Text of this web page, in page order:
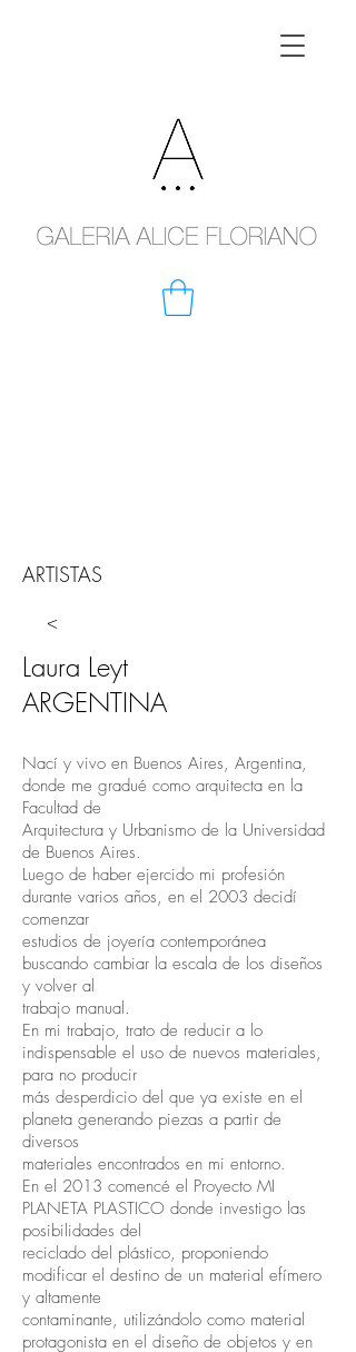
ARTISTAS
Laura Leyt
ARGENTINA
Nací y vivo en Buenos Aires, Argentina,
donde me gradué como arquitecta en la
Facultad de
Arquitectura y Urbanismo de la Universidad
de Buenos Aires.
Luego de haber ejercido mi profesión
durante varios años, en el 2003 decidí
comenzar
estudios de joyería contemporánea
buscando cambiar la escala de los diseños
y volver al
trabajo manual.
En mi trabajo, trato de reducir a lo
indispensable el uso de nuevos materiales,
para no producir
más desperdicio del que ya existe en el
planeta generando piezas a partir de
diversos
materiales encontrados en mi entorno.
En el 2013 comencé el Proyecto MI
PLANETA PLASTICO donde investigo las
posibilidades del
reciclado del plástico, proponiendo
modificar el destino de un material efímero
y altamente
contaminante, utilizándolo como material
protagonista en el diseño de objetos y en
<